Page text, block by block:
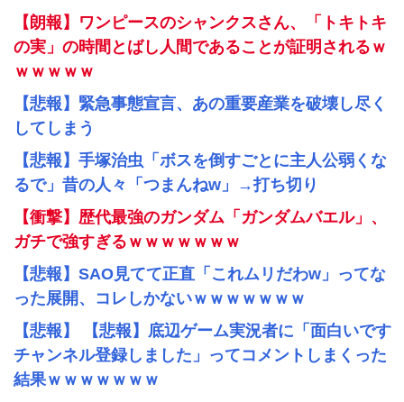
【朗報】ワンピースのシャンクスさん、「トキトキ
の実」の時間とばし人間であることが証明されるｗ
ｗｗｗｗｗ
【悲報】緊急事態宣言、あの重要産業を破壊し尽く
してしまう
【悲報】手塚治虫「ボスを倒すごとに主人公弱くな
るで」昔の人々「つまんねw」→打ち切り
【衝撃】歴代最強のガンダム「ガンダムバエル」、
ガチで強すぎるｗｗｗｗｗｗｗ
【悲報】SAO見てて正直「これムリだわw」ってな
った展開、コレしかないｗｗｗｗｗｗｗ
【悲報】 【悲報】底辺ゲーム実況者に「面白いです
チャンネル登録しました」ってコメントしまくった
結果ｗｗｗｗｗｗｗ